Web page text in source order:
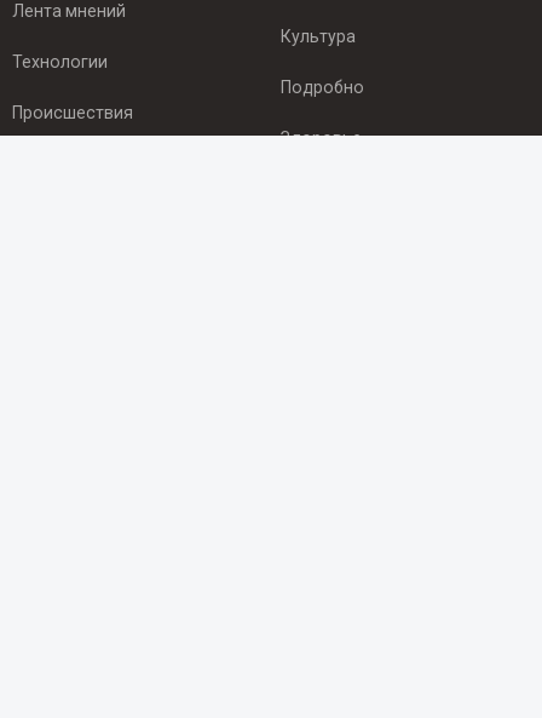
Лента мнений
Технологии
Происшествия
Культура
Подробно
Здоровье